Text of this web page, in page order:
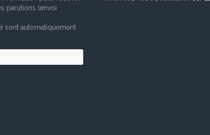
parutions (envoi
sont automatiquement